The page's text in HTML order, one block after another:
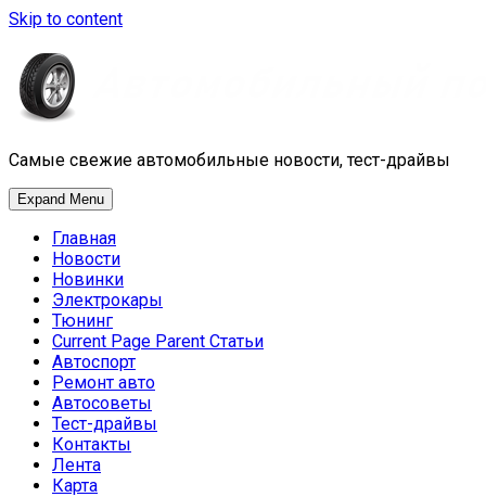
Skip to content
Самые свежие автомобильные новости, тест-драйвы
Expand Menu
Главная
Новости
Новинки
Электрокары
Тюнинг
Current Page Parent Статьи
Автоспорт
Ремонт авто
Автосоветы
Тест-драйвы
Контакты
Лента
Карта